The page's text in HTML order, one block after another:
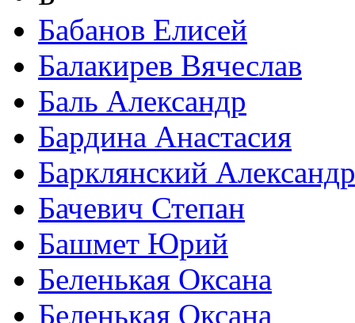
Бабанов Елисей
Балакирев Вячеслав
Баль Александр
Бардина Анастасия
Барклянский Александр
Бачевич Степан
Башмет Юрий
Беленькая Оксана
Беленькая Оксана